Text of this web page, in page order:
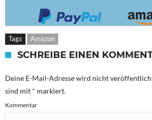
Tags Amazon
SCHREIBE EINEN
Deine E-Mail-Adresse wird nicht
sind mit * markiert.
Kommentar